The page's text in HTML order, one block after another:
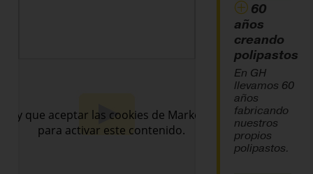
60
años
creando
polipastos
En GH
llevamos 60
años
fabricando
nuestros
propios
polipastos.